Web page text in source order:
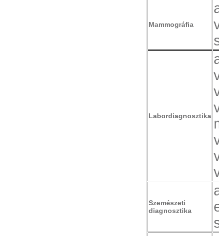
Mammográfia
Labordiagnosztika
Szemészeti
diagnosztika